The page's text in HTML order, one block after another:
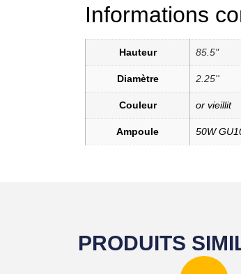
Informations
Hauteur 85.5"
Diamètre 2.25''
Couleur or vieillit
Ampoule 50W
PRODUITS